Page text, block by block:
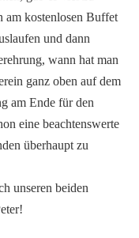
am kostenlosen Buffet
und dann
wann hat man
ganz oben auf dem
am Ende für den
eine beachtenswerte
überhaupt zu
unseren beiden